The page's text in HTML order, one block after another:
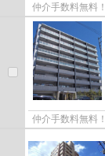
仲介手数料無料
仲介手数料無料